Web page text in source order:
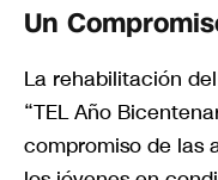
Un
La rehabilitación
“TEL Año
compromiso de las